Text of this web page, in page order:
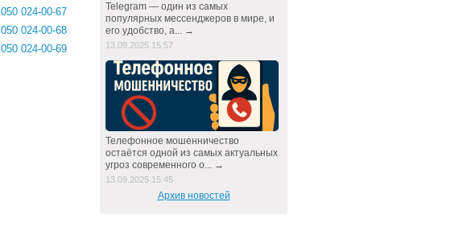
050 024-00-67
050 024-00-68
050 024-00-69
Telegram — один из самых
популярных мессенджеров в мире, и
его удобство, а... →
13.09.2025 15:57
Телефонное мошенничество
остаётся одной из самых актуальных
угроз современного о... →
13.09.2025 15:45
Архив новостей